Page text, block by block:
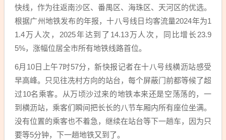
快线，作为往返南沙区、番禺区、海珠区、天河区的优选。
根据广州地铁发布的年报，十八号线日均客流量2024年为1
1.4万人次，2025年达到了14.13万人次，同比增长23.9
5%，涨幅位居全市所有地铁线路首位。
6月10日上午7时57分，新快报记者在十八号线横沥站感受
早高峰。只见往冼村方向的站台，每个屏蔽门前都等候了超
过10名乘客。从万顷沙过来的地铁本来还是空荡荡的，一
到横沥站，乘客们瞬间把长长的八节车厢内所有座位坐满。
没有位置的乘客也不着急，继续在站台等下一趟车，因为只
要等5分钟，下一趟地铁又到了。